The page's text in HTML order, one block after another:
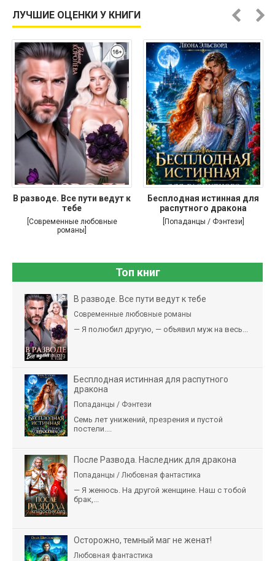
ЛУЧШИЕ ОЦЕНКИ У КНИГИ
В разводе. Все пути ведут к
тебе
[Современные любовные
романы]
Бесплодная истинная для
распутного дракона
[Попаданцы / Фэнтези]
Топ книг
В разводе. Все пути ведут к тебе
Современные любовные романы
— Я полюбил другую, — объявил муж на весь...
Бесплодная истинная для распутного
дракона
Попаданцы / Фэнтези
Семь лет унижений, презрения и пустой
постели....
После Развода. Наследник для дракона
Попаданцы / Любовная фантастика
— Я женюсь. На другой женщине. Наш с тобой
брак,...
Осторожно, темный маг не женат!
Любовная фантастика